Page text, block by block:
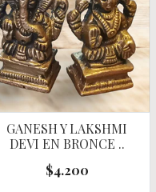
GANESH Y LAKSHMI
DEVI EN BRONCE ..
$4.200